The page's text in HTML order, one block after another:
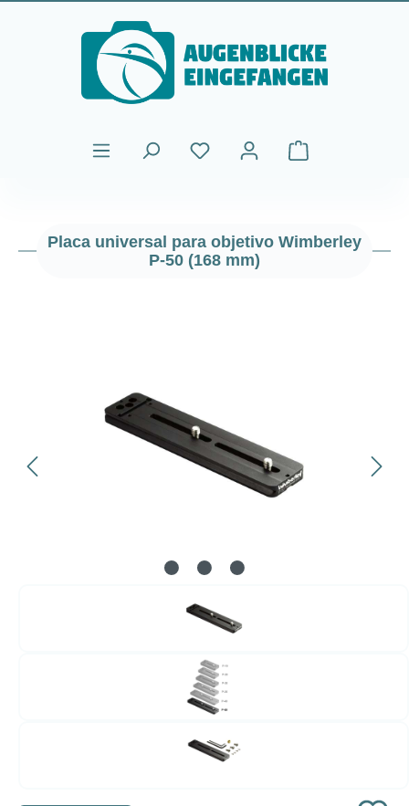
Saltar al contenido principal
El carrito de
Placa universal para objetivo Wimberley
P-50 (168 mm)